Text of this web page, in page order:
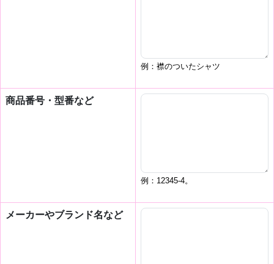
例：襟のついたシャツ
商品番号・型番など
例：12345-4。
メーカーやブランド名など